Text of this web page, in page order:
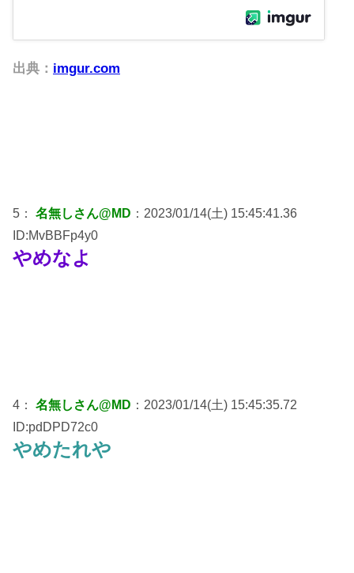
出典： imgur.com
5： 名無しさん@MD ：2023/01/14(土) 15:45:41.36
ID:MvBBFp4y0
やめなよ
4： 名無しさん@MD ：2023/01/14(土) 15:45:35.72
ID:pdDPD72c0
やめたれや